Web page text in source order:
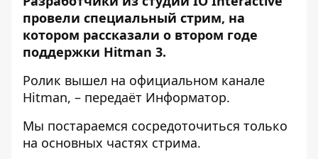
провели специальный стрим, на
котором рассказали о втором годе
поддержки Hitman 3.
Ролик вышел на официальном канале
Hitman, – передаёт Информатор.
Мы постараемся сосредоточиться только
на основных частях стрима.